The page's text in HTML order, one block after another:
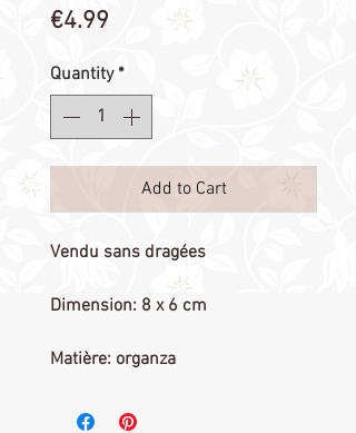
€4.99
Quantity *
Add to Cart
Vendu sans dragées
Dimension: 8 x 6 cm
Matière: organza